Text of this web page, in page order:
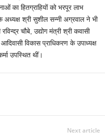
का हितग्राहियों को भरपूर लाभ
अध्यक्ष श्री सुशील सन्नी अग्रवाल ने भी
चौबे, उद्योग मंत्री श्री कवासी
विकास प्राधिकरण के उपाध्यक्ष
उपस्थित थीं।
Next article